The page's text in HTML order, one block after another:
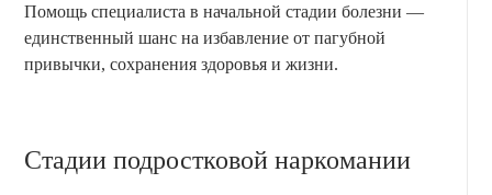
Помощь специалиста в начальной стадии болезни —
единственный шанс на избавление от пагубной
привычки, сохранения здоровья и жизни.
Стадии подростковой наркомании